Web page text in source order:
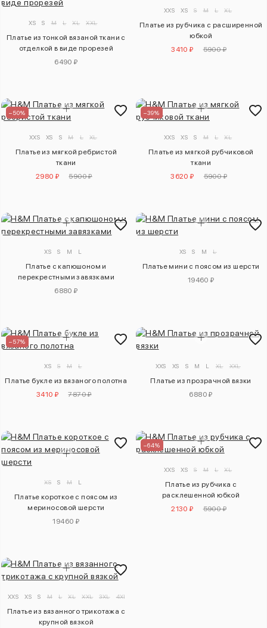
XS S M L XL XXL
Платье из тонкой вязаной ткани с
отделкой в виде прорезей
6490 ₽
XXS XS S M L XL
Платье из рубчика с расширенной
юбкой
3410 ₽
5900 ₽
–50%
XXS XS S M L XL
Платье из мягкой ребристой
ткани
2980 ₽
5900 ₽
–39%
XXS XS S M L XL
Платье из мягкой рубчиковой
ткани
3620 ₽
5900 ₽
XS S M L
Платье с капюшоном и
перекрестными завязками
6880 ₽
XS S M L
Платье мини с поясом из шерсти
19460 ₽
–57%
XS S M L
Платье букле из вязаного полотна
3410 ₽
7870 ₽
XXS XS S M L XL XXL
Платье из прозрачной вязки
6880 ₽
XS S M L
Платье короткое с поясом из
мериносовой шерсти
19460 ₽
–64%
XXS XS S M L XL
Платье из рубчика с
расклешенной юбкой
2130 ₽
5900 ₽
XXS XS S M L XL XXL 3XL 4XL
Платье из вязанного трикотажа с
крупной вязкой